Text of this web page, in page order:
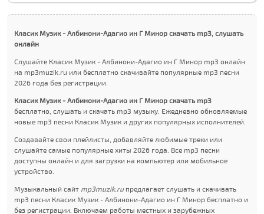
Класик Музик - Албинони-Адагио ин Г Минор скачать mp3, слушать
онлайн
Слушайте Класик Музик - Албинони-Адагио ин Г Минор mp3 онлайн
на mp3muzik.ru или бесплатно скачивайте популярные mp3 песни
2026 года без регистрации.
Класик Музик - Албинони-Адагио ин Г Минор скачать mp3
бесплатно, слушать и скачать mp3 музыку. Ежедневно обновляемые
новые mp3 песни Класик Музик и других популярных исполнителей.
Создавайте свои плейлисты, добавляйте любимые треки или
слушайте самые популярные хиты 2026 года. Все mp3 песни
доступны онлайн и для загрузки на компьютер или мобильное
устройство.
Музыкальный сайт mp3muzik.ruпредлагает слушать и скачивать
mp3 песни Класик Музик - Албинони-Адагио ин Г Минор бесплатно и
без регистрации. Включаем работы местных и зарубежных